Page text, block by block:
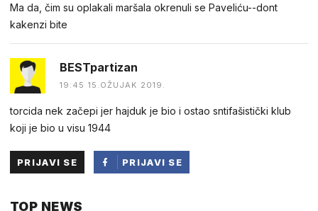
Ma da, čim su oplakali maršala okrenuli se Paveliću--dont
kakenzi bite
BESTpartizan
19:45 15.OŽUJAK 2019.
torcida nek začepi jer hajduk je bio i ostao sntifašistički klub
koji je bio u visu 1944
PRIJAVI SE
PRIJAVI SE
TOP NEWS